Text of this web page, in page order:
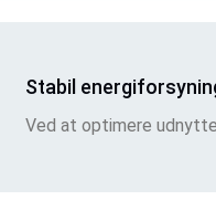
Stabil
Ved at optimere